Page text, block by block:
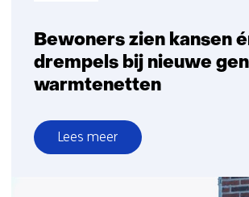
Bewoners zien kansen
drempels bij nieuwe
warmtenetten
Lees meer
over